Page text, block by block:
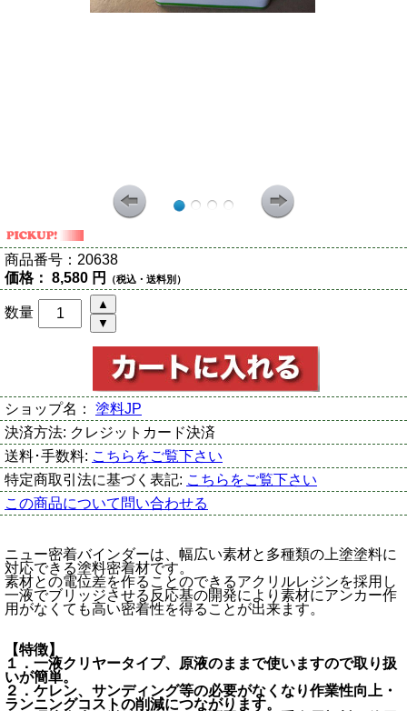
商品番号： 20638
価格： 8,580 円 （税込・送料別）
数量
ショップ名： 塗料JP
決済方法: クレジットカード決済
送料･手数料: こちらをご覧下さい
特定商取引法に基づく表記: こちらをご覧下さい
この商品について問い合わせる
ニュー密着バインダーは、幅広い素材と多種類の上塗塗料に
対応できる塗料密着材です。
素材との電位差を作ることのできるアクリルレジンを採用し
一液でブリッジさせる反応基の開発により素材にアンカー作
用がなくても高い密着性を得ることが出来ます。
【特徴】
１．一液クリヤータイプ、原液のままで使いますので取り扱
いが簡単。
２．ケレン、サンディング等の必要がなくなり作業性向上・
ランニングコストの削減につながります。